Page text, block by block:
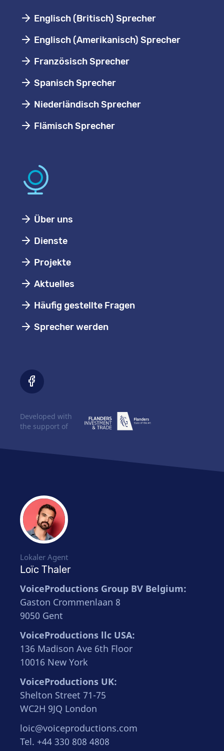
Englisch (Britisch) Sprecher
Englisch (Amerikanisch) Sprecher
Französisch Sprecher
Spanisch Sprecher
Niederländisch Sprecher
Flämisch Sprecher
Über uns
Dienste
Projekte
Aktuelles
Häufig gestellte Fragen
Sprecher werden
Lokaler Agent
Loïc Thaler
VoiceProductions Group BV Belgium:
Gaston Crommenlaan 8
9050 Gent
VoiceProductions llc USA:
136 Madison Ave 6th Floor
10016 New York
VoiceProductions UK:
Shelton Street 71-75
WC2H 9JQ London
loic@voiceproductions.com
Tel. +44 330 808 4808
Developed with
the support of